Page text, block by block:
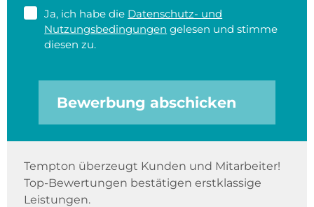
Ja, ich habe die Datenschutz- und
Nutzungsbedingungen gelesen und stimme
diesen zu.
Bewerbung abschicken
Tempton überzeugt Kunden und Mitarbeiter!
Top-Bewertungen bestätigen erstklassige
Leistungen.